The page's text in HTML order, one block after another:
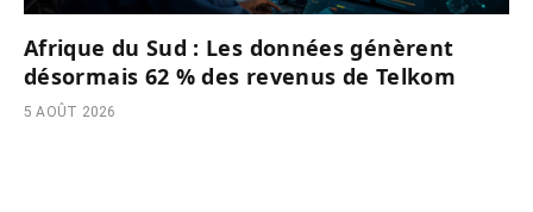
Afrique du Sud : Les données génèrent
désormais 62 % des revenus de Telkom
5 AOÛT 2026